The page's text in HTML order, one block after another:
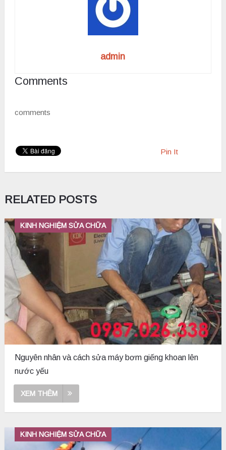
admin
Comments
comments
Pin It
RELATED POSTS
KINH NGHIỆM SỬA CHỮA
Nguyên nhân và cách sửa máy bơm giếng khoan lên
nước yếu
XEM THÊM
KINH NGHIỆM SỬA CHỮA